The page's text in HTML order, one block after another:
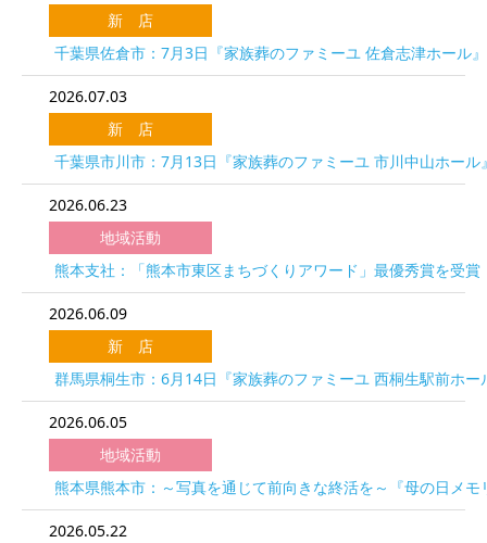
新 店
千葉県佐倉市：7月3日『家族葬のファミーユ 佐倉志津ホール
2026.07.03
新 店
千葉県市川市：7月13日『家族葬のファミーユ 市川中山ホール
2026.06.23
地域活動
熊本支社：「熊本市東区まちづくりアワード」最優秀賞を受賞
2026.06.09
新 店
群馬県桐生市：6月14日『家族葬のファミーユ 西桐生駅前ホー
2026.06.05
地域活動
熊本県熊本市：～写真を通じて前向きな終活を～『母の日メ
2026.05.22